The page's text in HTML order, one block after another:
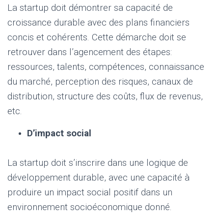
La startup doit démontrer sa capacité de
croissance durable avec des plans financiers
concis et cohérents. Cette démarche doit se
retrouver dans l’agencement des étapes:
ressources, talents, compétences, connaissance
du marché, perception des risques, canaux de
distribution, structure des coûts, flux de revenus,
etc.
D’impact social
La startup doit s’inscrire dans une logique de
développement durable, avec une capacité à
produire un impact social positif dans un
environnement socioéconomique donné.